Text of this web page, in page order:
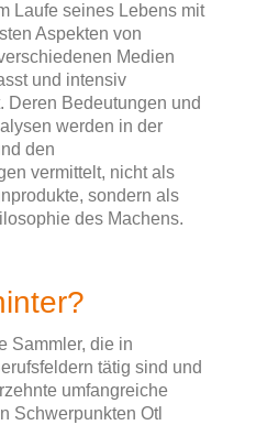
Laufe seines Lebens mit
Aspekten von
Medien
und intensiv
Deren Bedeutungen und
werden in der
den
vermittelt, nicht als
sondern als
des Machens.
Sammler, die in
tätig sind und
umfangreiche
Schwerpunkten Otl